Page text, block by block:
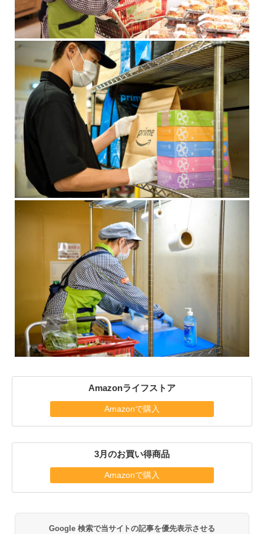
Amazonライフストア
Amazonで購入
3月のお買い得商品
Amazonで購入
Google 検索で当サイトの記事を優先表示させる